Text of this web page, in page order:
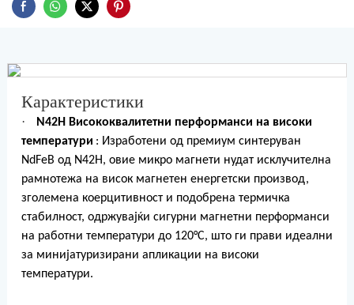
Карактеристики
·
N42H Висококвалитетни перформанси на високи
температури : Изработени од премиум синтеруван
NdFeB од N42H, овие микро магнети нудат исклучителна
рамнотежа на висок магнетен енергетски производ,
зголемена коерцитивност и подобрена термичка
стабилност, одржувајќи сигурни магнетни перформанси
на работни температури до 120°C, што ги прави идеални
за минијатуризирани апликации на високи
температури.